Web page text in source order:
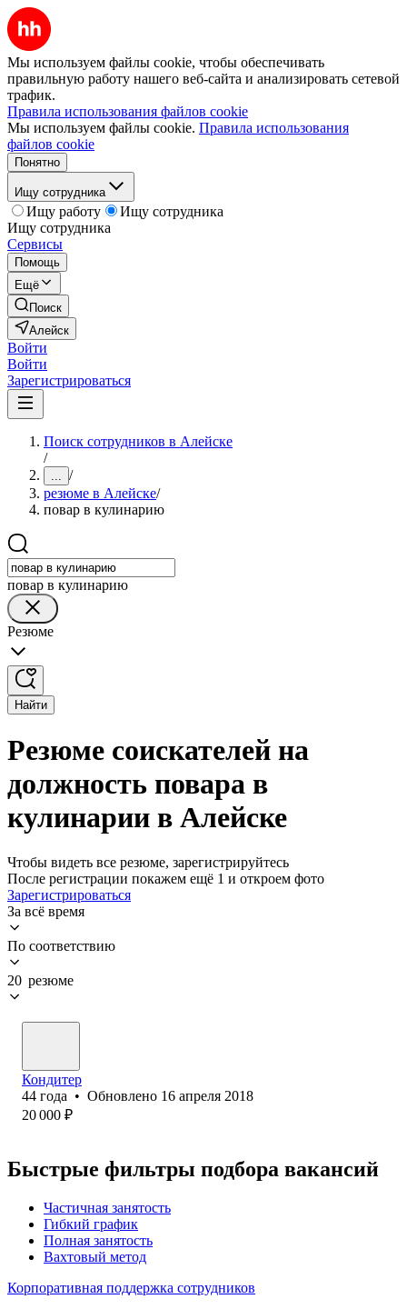
Мы используем файлы cookie, чтобы обеспечивать
правильную работу нашего веб-сайта и анализировать сетевой
трафик.
Правила использования файлов cookie
Мы используем файлы cookie. Правила использования
файлов cookie
Понятно
Ищу сотрудника
Ищу работу
Ищу сотрудника
Ищу сотрудника
Сервисы
Помощь
Ещё
Поиск
Алейск
Войти
Войти
Зарегистрироваться
Поиск сотрудников в Алейске
/
... /
резюме в Алейске/
повар в кулинарию
повар в кулинарию
Резюме
Найти
Резюме соискателей на
должность повара в
кулинарии в Алейске
Чтобы видеть все резюме, зарегистрируйтесь
После регистрации покажем ещё 1 и откроем фото
Зарегистрироваться
За всё время
По соответствию
20 резюме
Кондитер
44 года • Обновлено 16 апреля 2018
20 000 ₽
Быстрые фильтры подбора вакансий
Частичная занятость
Гибкий график
Полная занятость
Вахтовый метод
Корпоративная поддержка сотрудников